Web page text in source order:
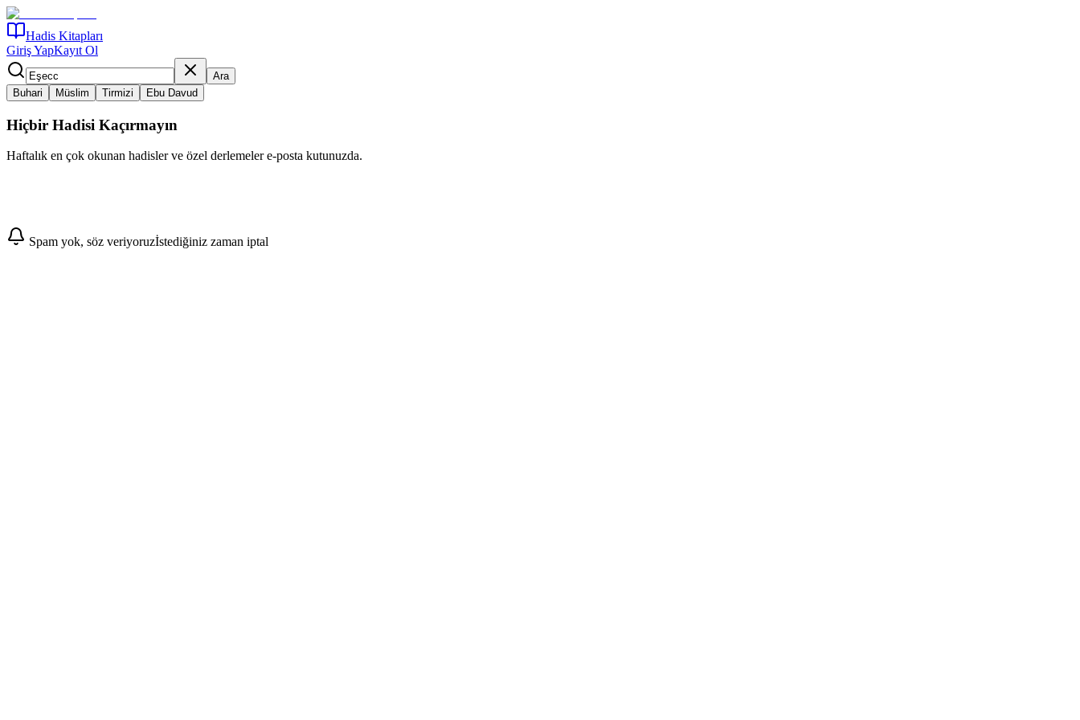
Hadis Kitapları
Giriş YapKayıt Ol
Ara
Buhari
Müslim Tirmizi Ebu Davud
Hiçbir Hadisi Kaçırmayın
Haftalık en çok okunan hadisler ve özel derlemeler e-posta kutunuzda.
Abone Ol
Spam yok, söz veriyoruzİstediğiniz zaman iptal